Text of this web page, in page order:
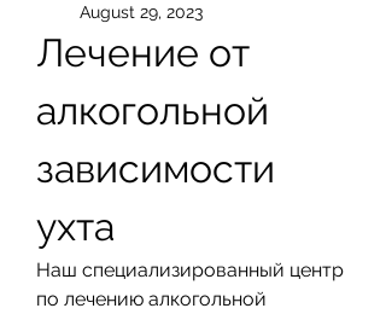
August 29, 2023
Лечение от
алкогольной
зависимости
ухта
Наш специализированный центр
по лечению алкогольной